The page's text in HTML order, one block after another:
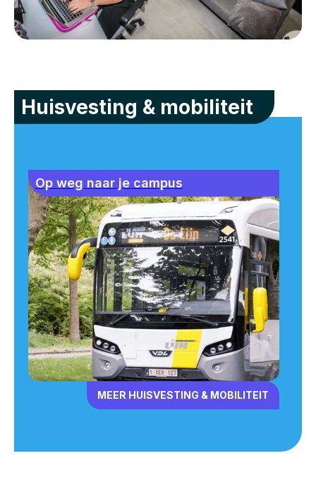
Huisvesting & mobiliteit
Op weg naar je campus
MEER HUISVESTING & MOBILITEIT